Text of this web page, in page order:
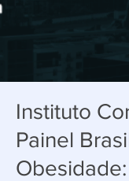
Instituto
Painel